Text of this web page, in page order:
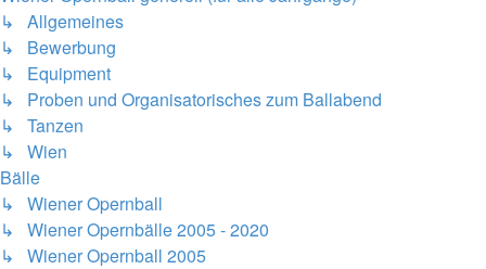
↳ Allgemeines
↳ Bewerbung
↳ Equipment
↳ Proben und Organisatorisches zum Ballabend
↳ Tanzen
↳ Wien
Bälle
↳ Wiener Opernball
↳ Wiener Opernbälle 2005 - 2020
↳ Wiener Opernball 2005